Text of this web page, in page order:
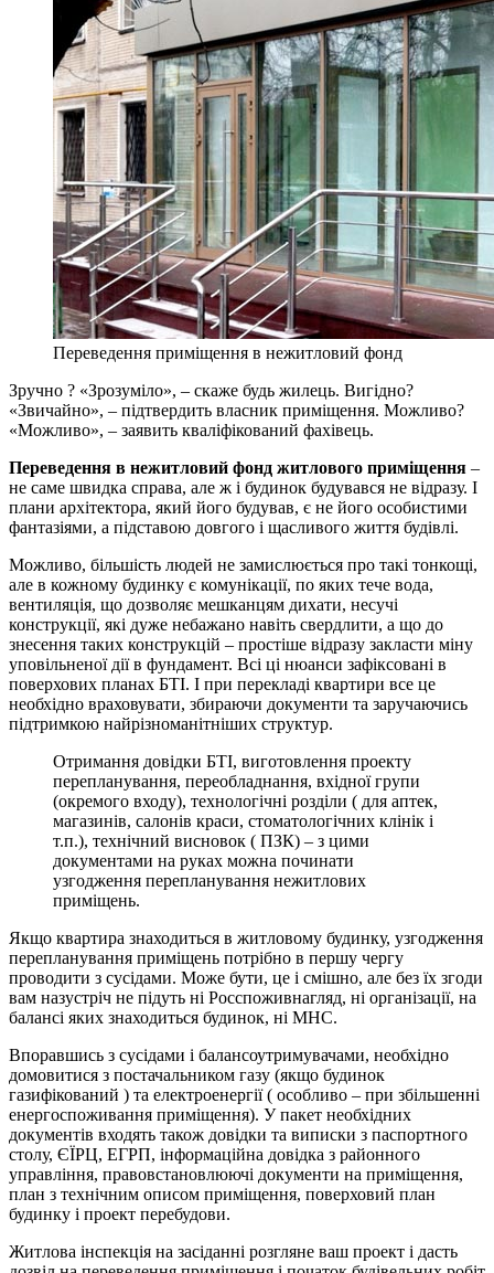
Переведення приміщення в нежитловий фонд
Зручно ? «Зрозуміло», – скаже будь жилець. Вигідно?
«Звичайно», – підтвердить власник приміщення. Можливо?
«Можливо», – заявить кваліфікований фахівець.
Переведення в нежитловий фонд житлового приміщення –
не саме швидка справа, але ж і будинок будувався не відразу. І
плани архітектора, який його будував, є не його особистими
фантазіями, а підставою довгого і щасливого життя будівлі.
Можливо, більшість людей не замислюється про такі тонкощі,
але в кожному будинку є комунікації, по яких тече вода,
вентиляція, що дозволяє мешканцям дихати, несучі
конструкції, які дуже небажано навіть свердлити, а що до
знесення таких конструкцій – простіше відразу закласти міну
уповільненої дії в фундамент. Всі ці нюанси зафіксовані в
поверхових планах БТІ. І при перекладі квартири все це
необхідно враховувати, збираючи документи та заручаючись
підтримкою найрізноманітніших структур.
Отримання довідки БТІ, виготовлення проекту
перепланування, переобладнання, вхідної групи
(окремого входу), технологічні розділи ( для аптек,
магазинів, салонів краси, стоматологічних клінік і
т.п.), технічний висновок ( ПЗК) – з цими
документами на руках можна починати
узгодження перепланування нежитлових
приміщень.
Якщо квартира знаходиться в житловому будинку, узгодження
перепланування приміщень потрібно в першу чергу
проводити з сусідами. Може бути, це і смішно, але без їх згоди
вам назустріч не підуть ні Росспоживнагляд, ні організації, на
балансі яких знаходиться будинок, ні МНС.
Впоравшись з сусідами і балансоутримувачами, необхідно
домовитися з постачальником газу (якщо будинок
газифікований ) та електроенергії ( особливо – при збільшенні
енергоспоживання приміщення). У пакет необхідних
документів входять також довідки та виписки з паспортного
столу, ЄЇРЦ, ЕГРП, інформаційна довідка з районного
управління, правовстановлюючі документи на приміщення,
план з технічним описом приміщення, поверховий план
будинку і проект перебудови.
Житлова інспекція на засіданні розгляне ваш проект і дасть